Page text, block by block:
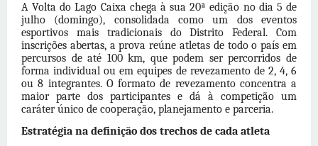
AVolta do Lago Caixa chega à sua 20ª edição no dia 5 de
julho (domingo), consolidada como um doseventos
esportivos mais tradicionais do Distrito Federal. Com
inscrições abertas, a prova reúne atletas de todo o país em
percursos de até 100 km, que podem ser percorridos de
forma individual ou em equipes de revezamento de 2, 4, 6
ou 8 integrantes. O formato de revezamento concentra a
maior parte dos participantes e dá à competição um
caráter único de cooperação, planejamento e parceria.
Estratégia na definição dos trechos de cada atleta